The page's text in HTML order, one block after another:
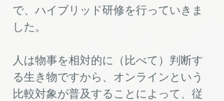
で、ハイブリッド研修を行っていきま
した。
人は物事を相対的に（比べて）判断す
る生き物ですから、オンラインという
比較対象が普及することによって、従